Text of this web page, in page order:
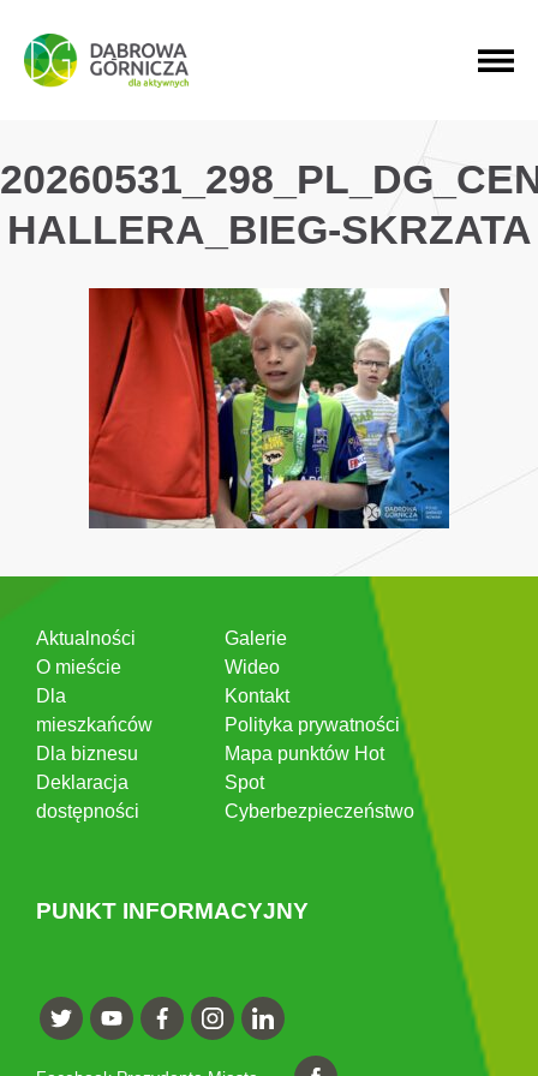
PRZEJDŹ DO MENU GŁÓWNEGO
PRZEJDŹ DO WYSZUKIWARKI
PRZEJDŹ DO TREŚCI
HALLERA_BIEG-SKRZATA
Aktualności
O mieście
Dla
mieszkańców
Dla biznesu
Deklaracja
dostępności
Galerie
Wideo
Kontakt
Polityka prywatności
Mapa punktów Hot
Spot
Cyberbezpieczeństwo
PUNKT INFORMACYJNY